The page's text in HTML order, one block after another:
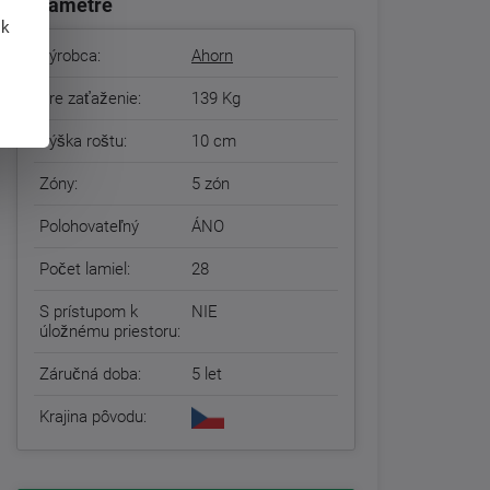
Parametre
Výrobca: Ahorn
Pre zaťaženie: 139 Kg
Výška roštu: 10 cm
Zóny: 5 zón
Polohovateľný ÁNO
Počet lamiel: 28
S prístupom k
úložnému priestoru:
NIE
Záručná doba: 5 let
Krajina pôvodu: